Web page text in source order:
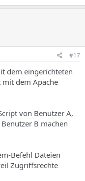
#17
dem eingerichteten
dem Apache
von Benutzer A,
B machen
Befehl Dateien
Zugriffsrechte